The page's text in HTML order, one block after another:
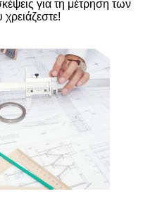
για τη μέτρηση των